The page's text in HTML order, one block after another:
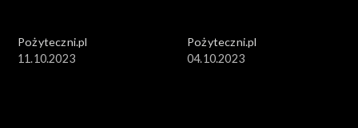
Pożyteczni.pl
11.10.2023
Pożyteczni.pl
04.10.2023